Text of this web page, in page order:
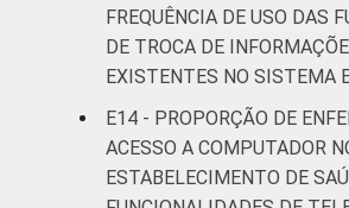
FREQUÊNCIA DE USO DAS
DE TROCA DE
EXISTENTES NO SISTEMA
E14 - PROPORÇÃO DE
ACESSO A COMPUTADOR
ESTABELECIMENTO DE